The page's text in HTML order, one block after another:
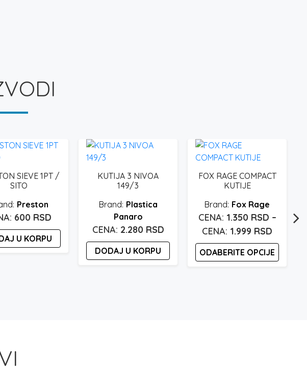
SIEVE 1PT /
SITO
Preston
600 RSD
U KORPU
KUTIJA 3 NIVOA
149/3
Plastica
Panaro
2.280 RSD
DODAJ U KORPU
FOX RAGE COMPACT
KUTIJE
Fox Rage
1.350 RSD –
1.999 RSD
cena:
od
ODABERITE OPCIJE